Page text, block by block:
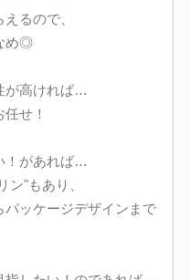
るので、
め◎
が高ければ…
せ！
！があれば…
ン"もあり、
ッケージデザインまで